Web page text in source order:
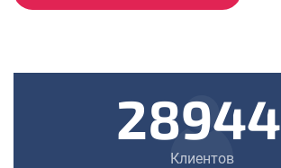
28944
Клиентов